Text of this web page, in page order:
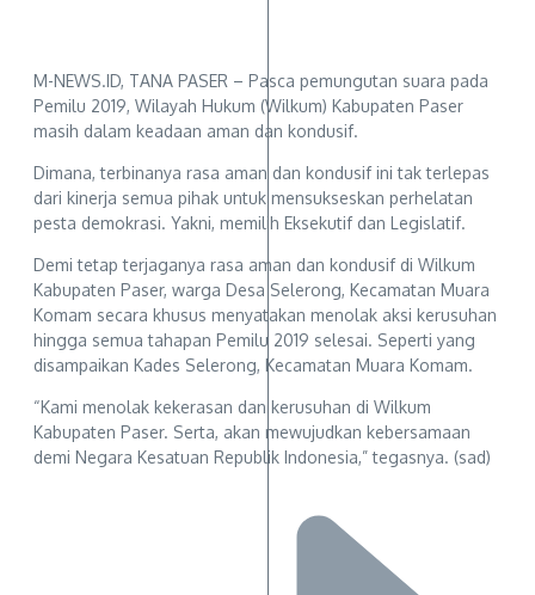
M-NEWS.ID, TANA PASER – Pasca pemungutan suara pada
Pemilu 2019, Wilayah Hukum (Wilkum) Kabupaten Paser
masih dalam keadaan aman dan kondusif.
Dimana, terbinanya rasa aman dan kondusif ini tak terlepas
dari kinerja semua pihak untuk mensukseskan perhelatan
pesta demokrasi. Yakni, memilih Eksekutif dan Legislatif.
Demi tetap terjaganya rasa aman dan kondusif di Wilkum
Kabupaten Paser, warga Desa Selerong, Kecamatan Muara
Komam secara khusus menyatakan menolak aksi kerusuhan
hingga semua tahapan Pemilu 2019 selesai. Seperti yang
disampaikan Kades Selerong, Kecamatan Muara Komam.
“Kami menolak kekerasan dan kerusuhan di Wilkum
Kabupaten Paser. Serta, akan mewujudkan kebersamaan
demi Negara Kesatuan Republik Indonesia,” tegasnya. (sad)